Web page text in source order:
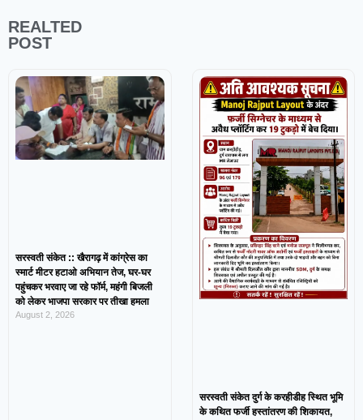
REALTED
POST
सरस्वती संकेत :: खैरागढ़ में कांग्रेस का
स्मार्ट मीटर हटाओ अभियान तेज, घर-घर
पहुंचकर भरवाए जा रहे फॉर्म, महंगी बिजली
को लेकर भाजपा सरकार पर तीखा हमला
August 2, 2026
सरस्वती संकेत दुर्ग के करहीडीह स्थित भूमि
के कथित फर्जी हस्तांतरण की शिकायत,